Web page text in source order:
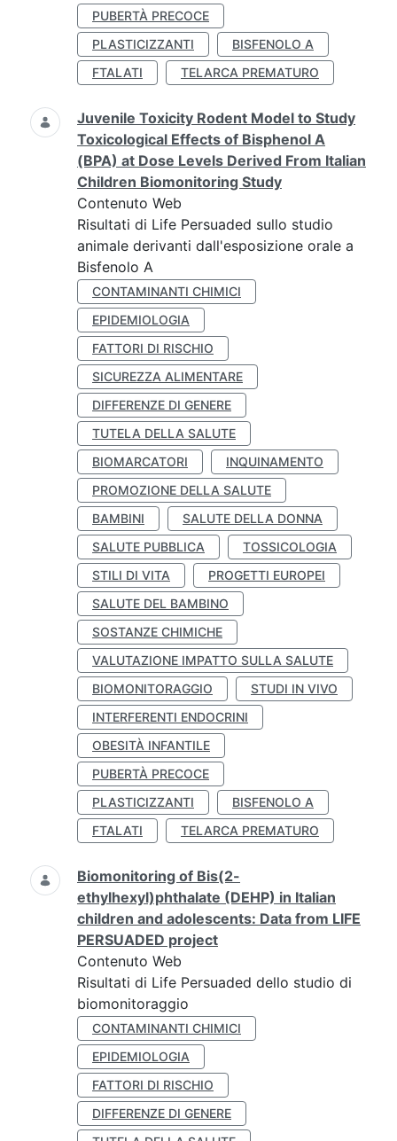
PUBERTÀ PRECOCE
PLASTICIZZANTI
BISFENOLO A
FTALATI
TELARCA PREMATURO
Juvenile Toxicity Rodent Model to Study
Toxicological Effects of Bisphenol A
(BPA) at Dose Levels Derived From Italian
Children Biomonitoring Study
Contenuto Web
Risultati di Life Persuaded sullo studio
animale derivanti dall'esposizione orale a
Bisfenolo A
CONTAMINANTI CHIMICI
EPIDEMIOLOGIA
FATTORI DI RISCHIO
SICUREZZA ALIMENTARE
DIFFERENZE DI GENERE
TUTELA DELLA SALUTE
BIOMARCATORI
INQUINAMENTO
PROMOZIONE DELLA SALUTE
BAMBINI
SALUTE DELLA DONNA
SALUTE PUBBLICA
TOSSICOLOGIA
STILI DI VITA
PROGETTI EUROPEI
SALUTE DEL BAMBINO
SOSTANZE CHIMICHE
VALUTAZIONE IMPATTO SULLA SALUTE
BIOMONITORAGGIO
STUDI IN VIVO
INTERFERENTI ENDOCRINI
OBESITÀ INFANTILE
PUBERTÀ PRECOCE
PLASTICIZZANTI
BISFENOLO A
FTALATI
TELARCA PREMATURO
Biomonitoring of Bis(2-
ethylhexyl)phthalate (DEHP) in Italian
children and adolescents: Data from LIFE
PERSUADED project
Contenuto Web
Risultati di Life Persuaded dello studio di
biomonitoraggio
CONTAMINANTI CHIMICI
EPIDEMIOLOGIA
FATTORI DI RISCHIO
DIFFERENZE DI GENERE